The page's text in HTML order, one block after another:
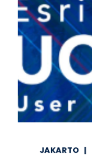
JAKARTO